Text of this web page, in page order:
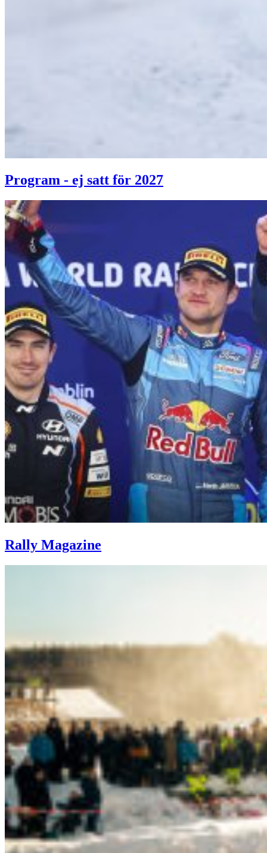
Program - ej satt för 2027
Rally Magazine